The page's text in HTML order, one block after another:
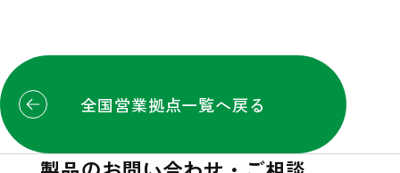
全国営業拠点一覧へ戻る